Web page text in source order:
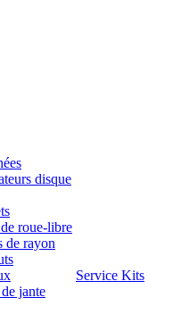
disque
roue-libre
de rayon
jante
Service Kits